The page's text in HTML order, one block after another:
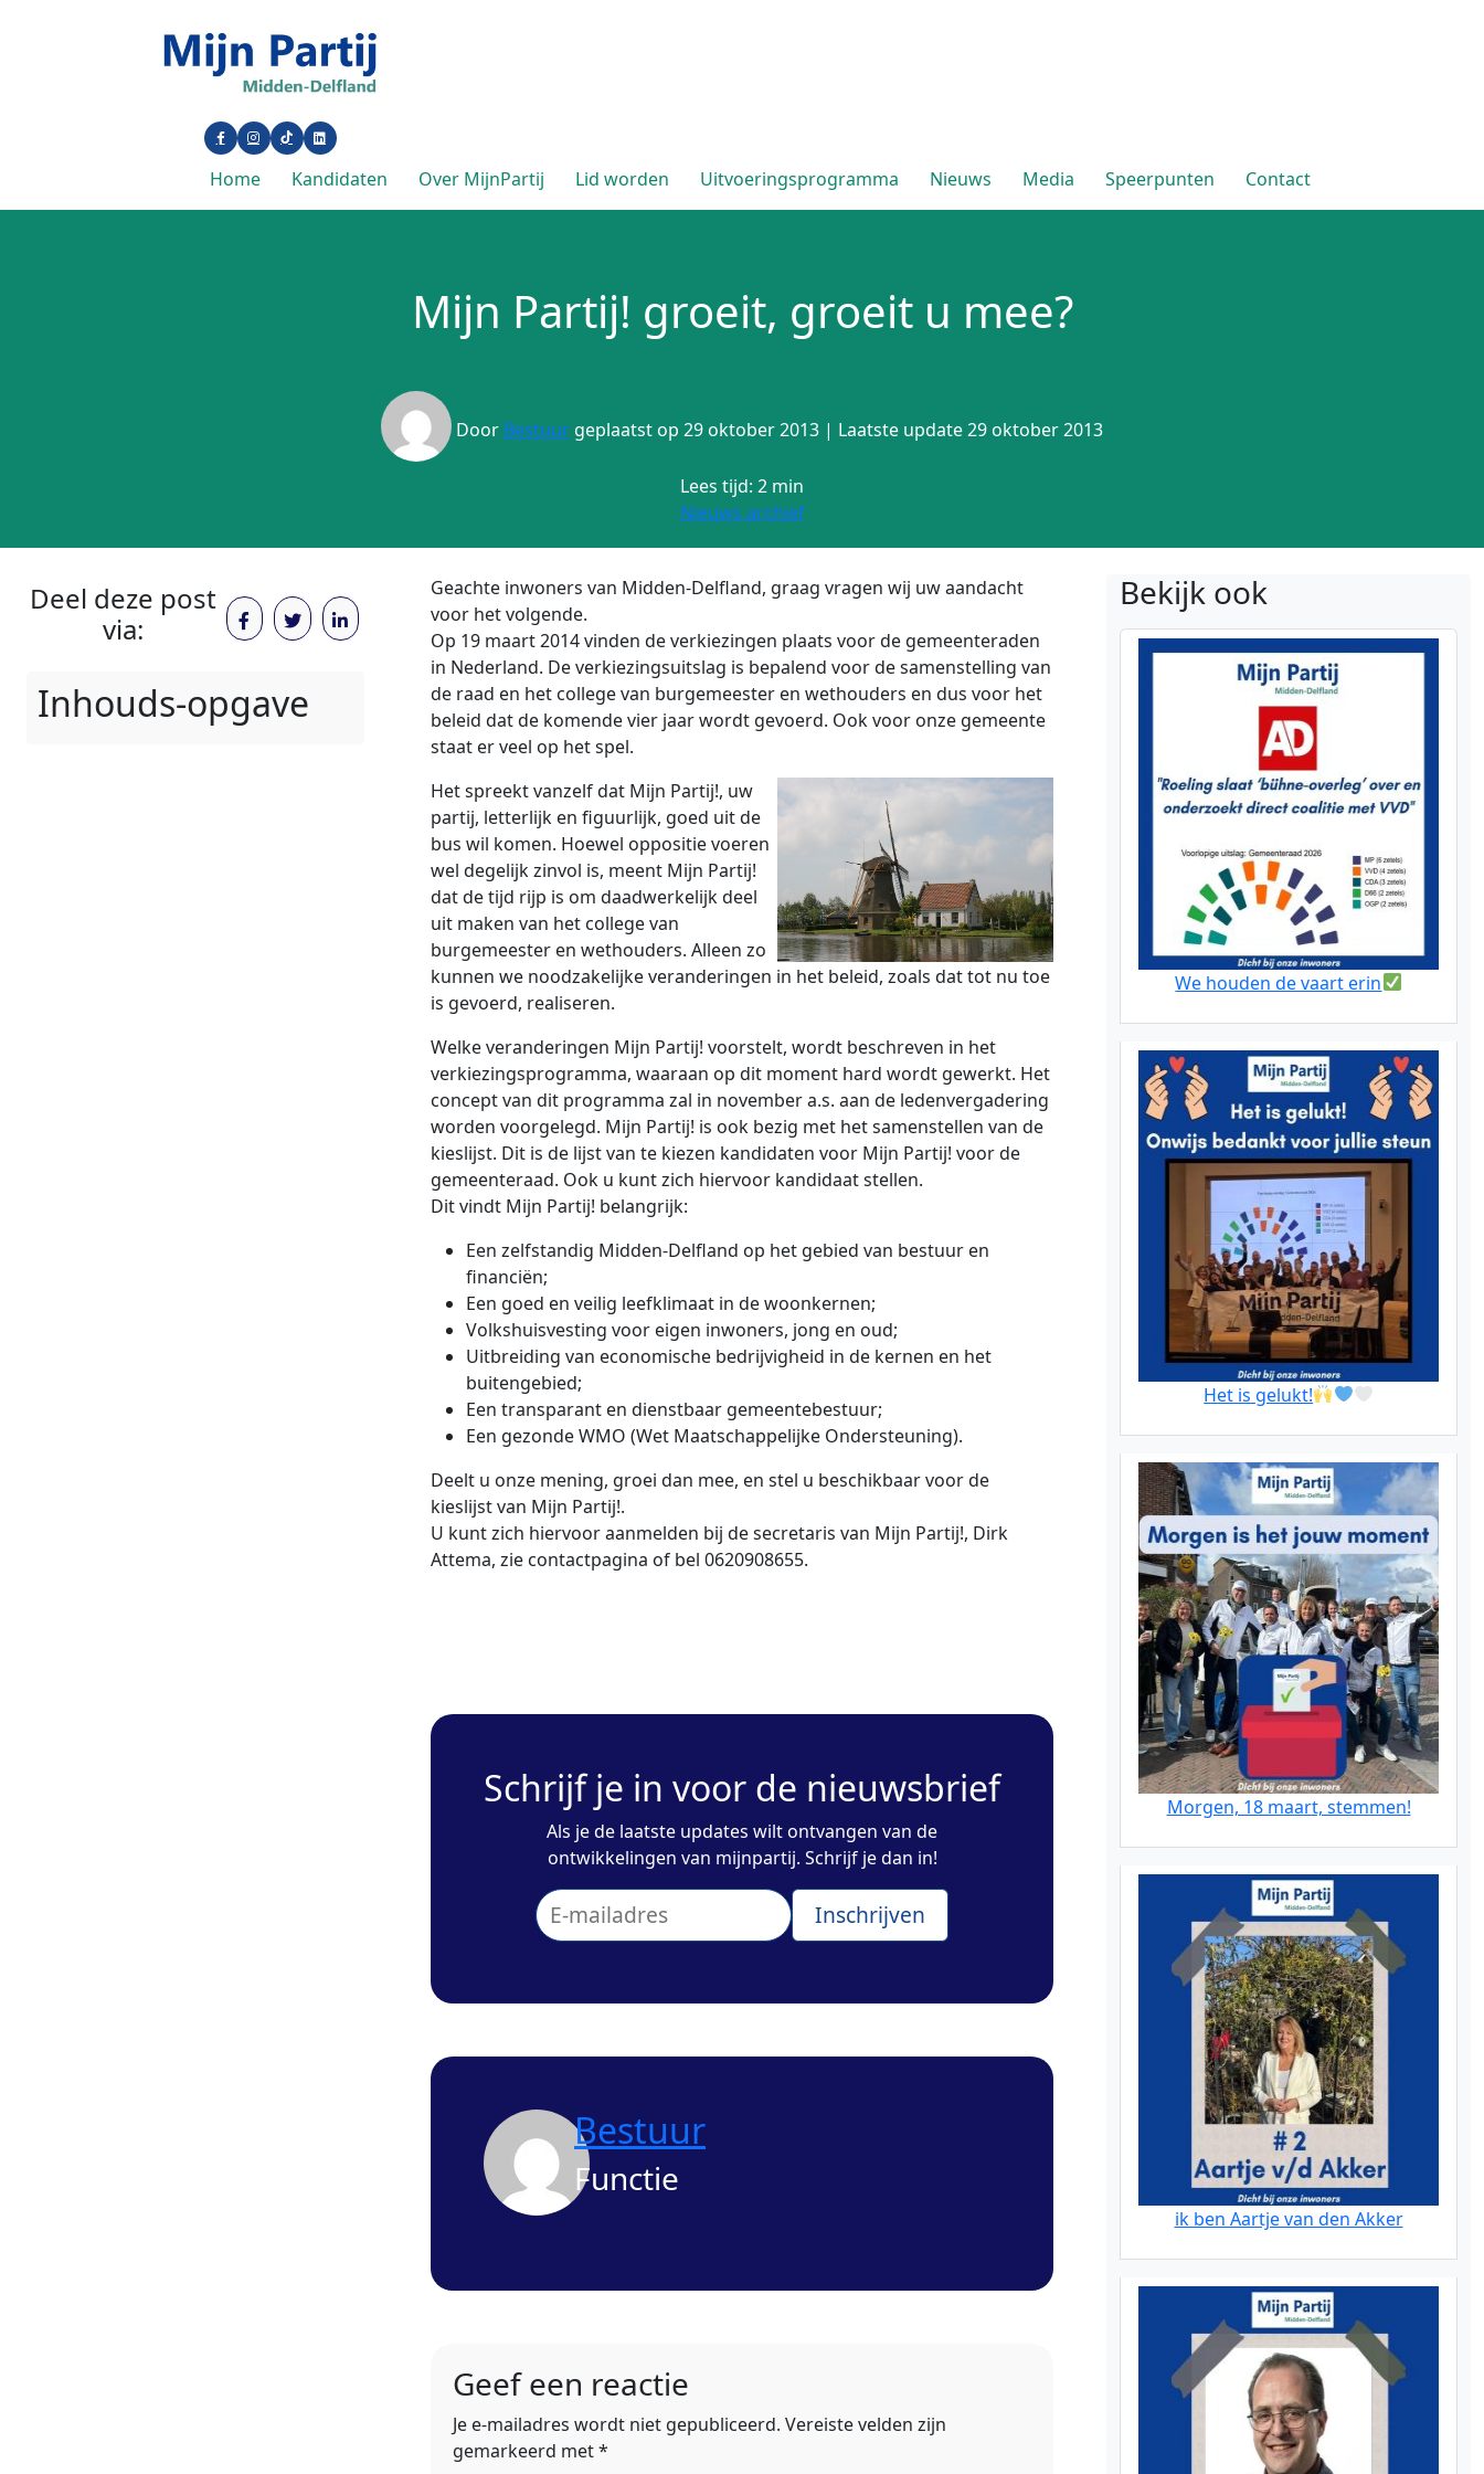
Home Kandidaten Over MijnPartij Lid worden Uitvoeringsprogramma Nieuws Media Speerpunten Contact
Mijn Partij! groeit, groeit u mee?
Door Bestuur geplaatst op 29 oktober 2013 | Laatste update 29 oktober 2013
Lees tijd: 2 min
Nieuws archief
Deel deze post
via:
Inhouds-opgave
Geachte inwoners van Midden-Delfland, graag vragen wij uw aandacht
voor het volgende.
Op 19 maart 2014 vinden de verkiezingen plaats voor de gemeenteraden
in Nederland. De verkiezingsuitslag is bepalend voor de samenstelling van
de raad en het college van burgemeester en wethouders en dus voor het
beleid dat de komende vier jaar wordt gevoerd. Ook voor onze gemeente
staat er veel op het spel.
Het spreekt vanzelf dat Mijn Partij!, uw
partij, letterlijk en figuurlijk, goed uit de
bus wil komen. Hoewel oppositie voeren
wel degelijk zinvol is, meent Mijn Partij!
dat de tijd rijp is om daadwerkelijk deel
uit maken van het college van
burgemeester en wethouders. Alleen zo
kunnen we noodzakelijke veranderingen in het beleid, zoals dat tot nu toe
is gevoerd, realiseren.
Welke veranderingen Mijn Partij! voorstelt, wordt beschreven in het
verkiezingsprogramma, waaraan op dit moment hard wordt gewerkt. Het
concept van dit programma zal in november a.s. aan de ledenvergadering
worden voorgelegd. Mijn Partij! is ook bezig met het samenstellen van de
kieslijst. Dit is de lijst van te kiezen kandidaten voor Mijn Partij! voor de
gemeenteraad. Ook u kunt zich hiervoor kandidaat stellen.
Dit vindt Mijn Partij! belangrijk:
Een zelfstandig Midden-Delfland op het gebied van bestuur en
financiën;
Een goed en veilig leefklimaat in de woonkernen;
Volkshuisvesting voor eigen inwoners, jong en oud;
Uitbreiding van economische bedrijvigheid in de kernen en het
buitengebied;
Een transparant en dienstbaar gemeentebestuur;
Een gezonde WMO (Wet Maatschappelijke Ondersteuning).
Deelt u onze mening, groei dan mee, en stel u beschikbaar voor de
kieslijst van Mijn Partij!.
U kunt zich hiervoor aanmelden bij de secretaris van Mijn Partij!, Dirk
Attema, zie contactpagina of bel 0620908655.
Schrijf je in voor de nieuwsbrief
Als je de laatste updates wilt ontvangen van de
ontwikkelingen van mijnpartij. Schrijf je dan in!
Bestuur
Functie
Geef een reactie
Je e-mailadres wordt niet gepubliceerd. Vereiste velden zijn
gemarkeerd met*
Bekijk ook
We houden de vaart erin
Het is gelukt!
Morgen, 18 maart, stemmen!
ik ben Aartje van den Akker